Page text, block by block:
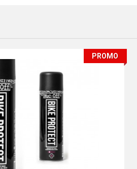
PROMO